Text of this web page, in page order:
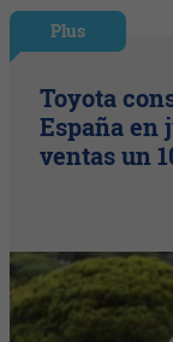
Plus
Toyota
España en
ventas un